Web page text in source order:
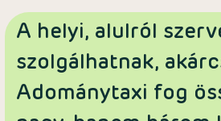
A helyi, alulról
szolgálhatnak,
Adománytaxi fog